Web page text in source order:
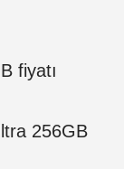
fiyatı
256GB